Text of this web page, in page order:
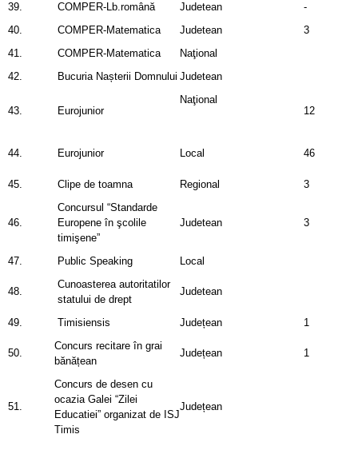
39. COMPER-Lb.română Judetean
-
40.
COMPER-Matematica Judetean
3
41.
COMPER-Matematica
Naţional
42.
Bucuria Nașterii Domnului Judetean
43. Eurojunior
Naţional
12
44. Eurojunior Local 46
45. Clipe de toamna Regional 3
46.
Concursul “Standarde
Europene în şcolile
timişene”
Judetean 3
47. Public Speaking Local
48.
Cunoasterea autoritatilor
statului de drept
Judetean
49. Timisiensis Județean 1
50.
Concurs recitare în grai
bănățean
Județean 1
51.
Concurs de desen cu
ocazia Galei “Zilei
Educatiei” organizat de ISJ
Timis
Județean